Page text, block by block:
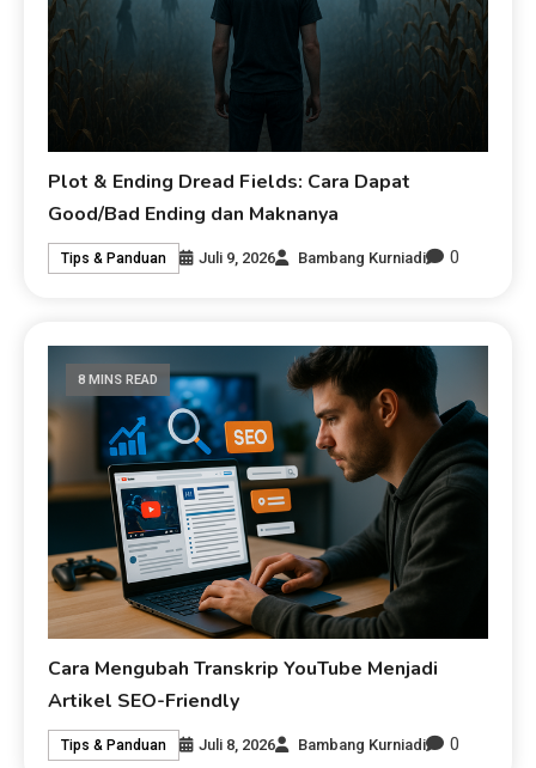
Plot & Ending Dread Fields: Cara Dapat
Good/Bad Ending dan Maknanya
Tips & Panduan Juli 9, 2026 Bambang Kurniadi 0
8 MINS READ
Cara Mengubah Transkrip YouTube Menjadi
Artikel SEO-Friendly
Tips & Panduan Juli 8, 2026 Bambang Kurniadi 0